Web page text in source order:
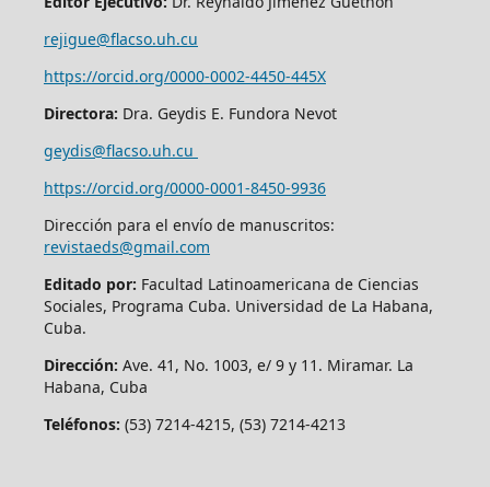
rejigue@flacso.uh.cu
https://orcid.org/0000-0002-4450-445X
Directora: Dra. Geydis E. Fundora Nevot
geydis@flacso.uh.cu
https://orcid.org/0000-0001-8450-9936
Dirección para el envío de manuscritos:
revistaeds@gmail.com
Editado por: Facultad Latinoamericana de Ciencias
Sociales, Programa Cuba. Universidad de La Habana,
Cuba.
Dirección: Ave. 41, No. 1003, e/ 9 y 11. Miramar. La
Habana, Cuba
Teléfonos: (53) 7214-4215, (53) 7214-4213